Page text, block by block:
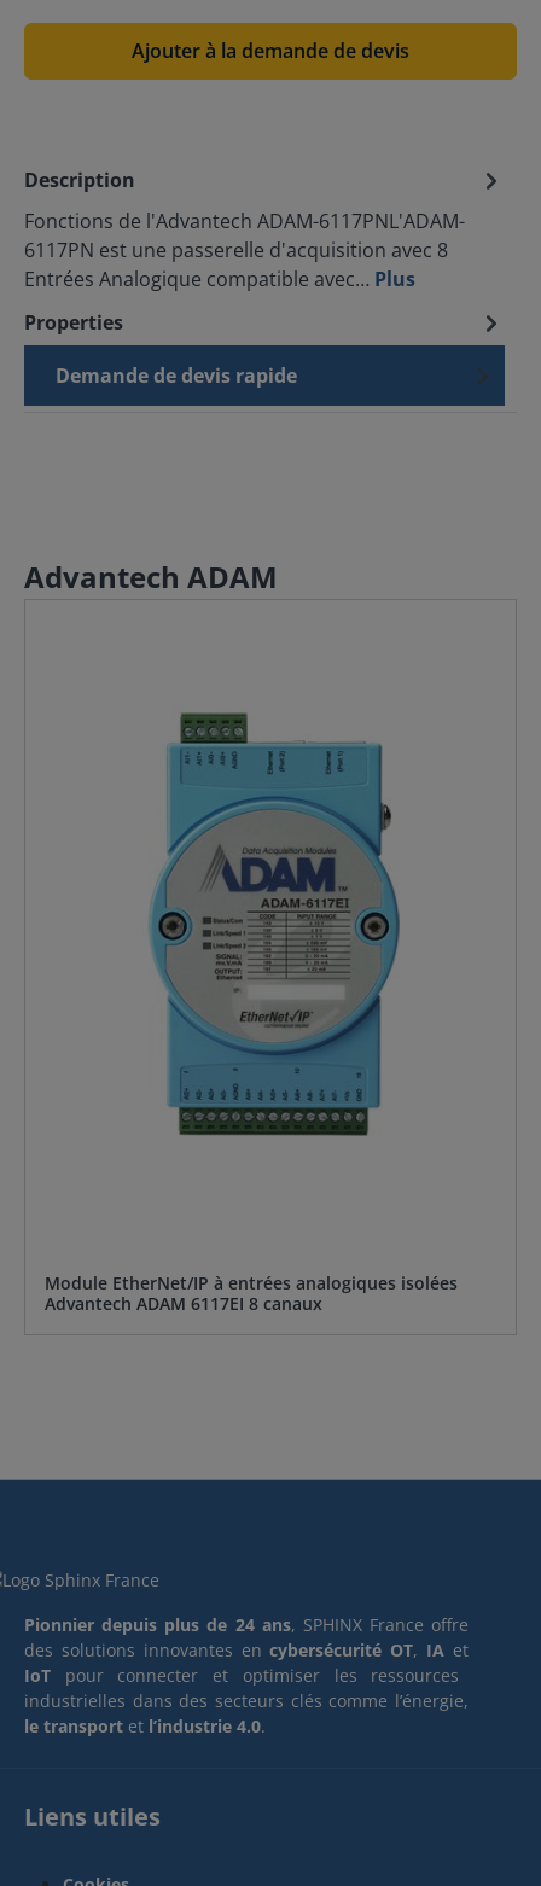
Ajouter à la demande de devis
Description
Fonctions de l'Advantech ADAM-6117PNL'ADAM-
6117PN est une passerelle d'acquisition avec 8
Entrées Analogique compatible avec… Plus
Properties
Demande de devis rapide
Advantech ADAM
Module EtherNet/IP à entrées analogiques isolées
Advantech ADAM 6117EI 8 canaux
Pionnier depuis plus de 24 ans, SPHINX France offre
des solutions innovantes encybersécurité OT, IA et
IoT pour connecter et optimiser les ressources
industrielles dans des secteurs clés comme l’énergie,
le transport et l’industrie 4.0.
Liens utiles